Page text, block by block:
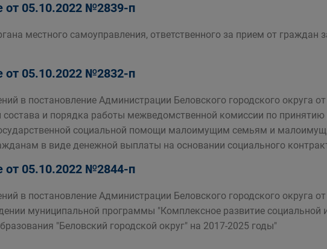
от 05.10.2022 №2839-п
местного самоуправления, ответственного за прием от граждан
от 05.10.2022 №2832-п
в постановление Администрации Беловского городского округа
состава и порядка работы межведомственной комиссии по
социальной помощи малоимущим семьям и
в виде денежной выплаты на основании социального
от 05.10.2022 №2844-п
в постановление Администрации Беловского городского округа
муниципальной программы "Комплексное развитие социальной
"Беловский городской округ" на 2017-2025 годы"